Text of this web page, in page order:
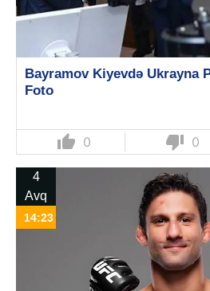
Bayramov Kiyevdə Ukrayna
Foto
thumb_up 0 thumb_down 0
4
Avq
14:23